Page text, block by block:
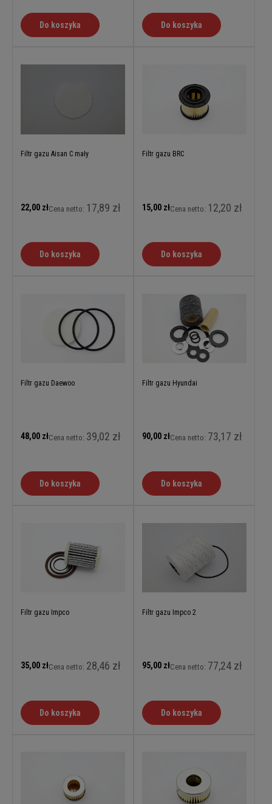
Do koszyka Do koszyka
Filtr gazu Aisan C mały
22,00 złCena netto: 17,89 zł
Do koszyka
Filtr gazu BRC
15,00 złCena netto: 12,20 zł
Do koszyka
Filtr gazu Daewoo
48,00 złCena netto: 39,02 zł
Do koszyka
Filtr gazu Hyundai
90,00 złCena netto: 73,17 zł
Do koszyka
Filtr gazu Impco
35,00 złCena netto: 28,46 zł
Do koszyka
Filtr gazu Impco 2
95,00 złCena netto: 77,24 zł
Do koszyka